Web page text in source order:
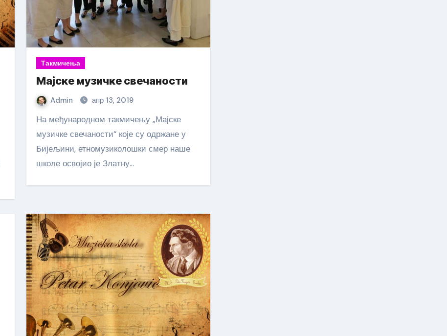
Такмичења
Мајске музичке свечаности
Admin апр 13, 2019
На међународном такмичењу „Мајске
музичке свечаности“ које су одржане у
Бијељини, етномузиколошки смер наше
школе освојио је Златну…